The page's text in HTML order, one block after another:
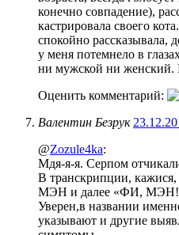
конечно совпадение),
кастрировала своего
спокойно рассказывала,
у меня потемнело в
ни мужской ни женский.
Оценить комментарий:
Валентин Безрук
@Zozule4ka:
Мдя-я-я. Серпом
В транскрипции,
МЭН и далее «ФИ,
Уверен,в названии
указывают и другие